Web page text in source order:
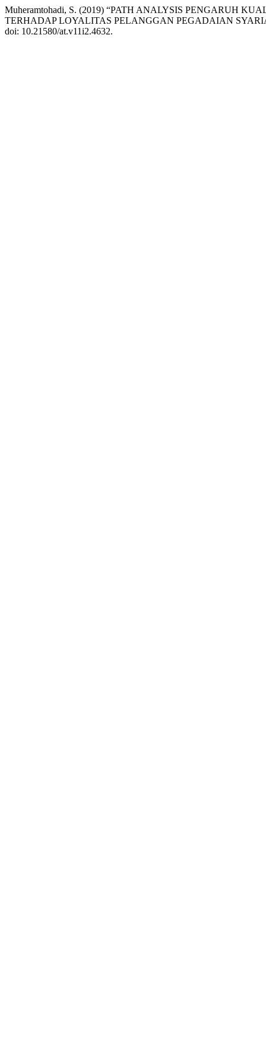
Muheramtohadi, S. (2019) “PATH ANALYSIS PENGARUH
TERHADAP LOYALITAS PELANGGAN PEGADAIAN
doi: 10.21580/at.v11i2.4632.